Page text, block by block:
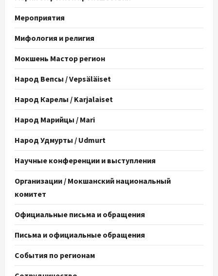
Мероприятия
Мифология и религия
Мокшень Мастор регион
Народ Вепсы / Vepsäläiset
Народ Карелы / Karjalaiset
Народ Марийцы / Mari
Народ Удмурты / Udmurt
Научные конференции и выступления
Организации / Мокшанский национальный
комитет
Официальные письма и обращения
Письма и официальные обращения
События по регионам